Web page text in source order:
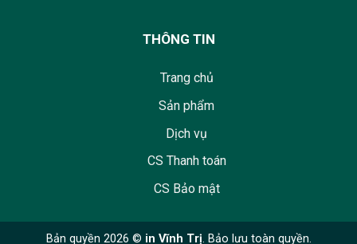
THÔNG TIN
Trang chủ
Sản phẩm
Dịch vụ
CS Thanh toán
CS Bảo mật
Bản quyền 2026 © in Vĩnh Trị. Bảo lưu toàn quyền.